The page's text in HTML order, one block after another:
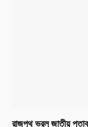
রাজপথ ভরল জাতীয়